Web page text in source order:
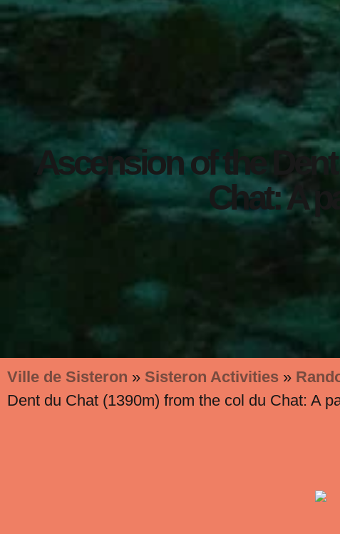
Ascension of the
Chat: A
Ville de Sisteron » Sisteron Activities »
Dent du Chat (1390m) from the col du Chat: A